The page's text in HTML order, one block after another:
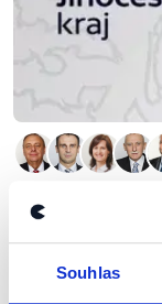
Souhlas
Krajské
Debata České